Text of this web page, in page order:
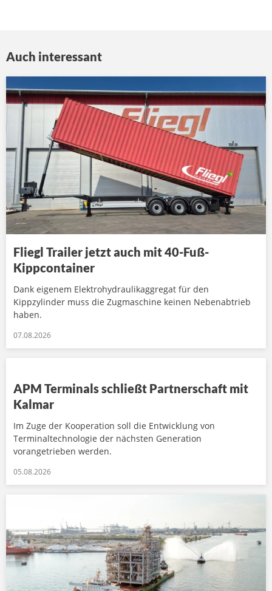
Auch interessant
Fliegl Trailer jetzt auch mit 40-Fuß-
Kippcontainer
Dank eigenem Elektrohydraulikaggregat für den
Kippzylinder muss die Zugmaschine keinen Nebenabtrieb
haben.
07.08.2026
APM Terminals schließt Partnerschaft mit
Kalmar
Im Zuge der Kooperation soll die Entwicklung von
Terminaltechnologie der nächsten Generation
vorangetrieben werden.
05.08.2026